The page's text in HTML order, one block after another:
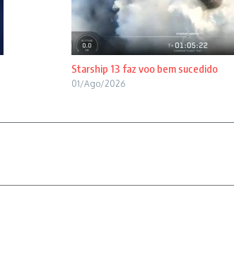
Starship 13 faz voo bem sucedido
01/Ago/2026